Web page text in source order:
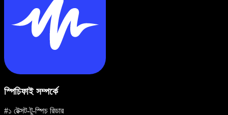
স্পিচিফাই সম্পর্কে
#১ টেক্সট-টু-স্পিচ রিডার